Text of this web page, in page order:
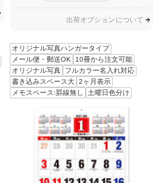
出荷オプションについて
オリジナル写真ハンガータイプ
メール便・郵送OK
10冊から注文可能
オリジナル写真
フルカラー名入れ対応
書き込みスペース大 2ヶ月表示
メモスペース:罫線無し
土曜日色分け